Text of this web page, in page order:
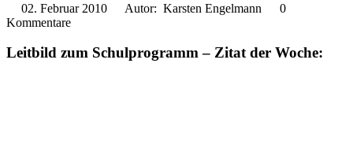
02. Februar 2010 Autor: Karsten Engelmann
0
Kommentare
Leitbild zum Schulprogramm – Zitat der Woche: